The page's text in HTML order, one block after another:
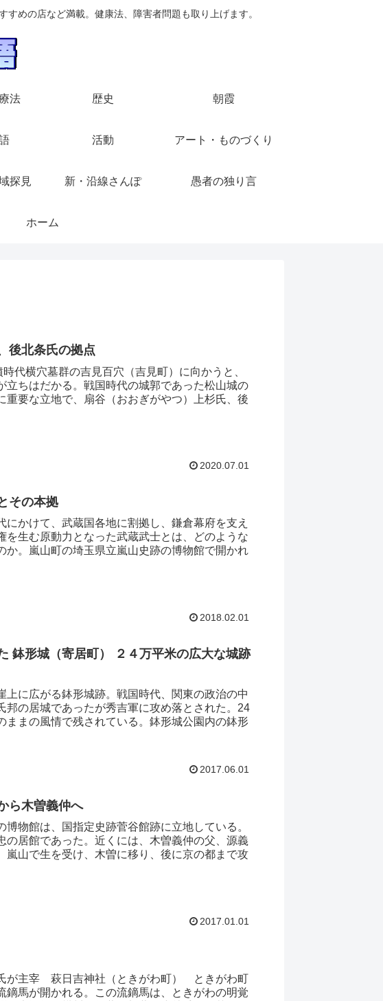
めの店など満載。健康法、障害者問題も取り上げます。
法 歴史 朝霞
活動 アート・ものづくり
探見 新・沿線さんぽ 愚者の独り言
ホーム
後北条氏の拠点
代横穴墓群の吉見百穴（吉見町）に向かうと、
立ちはだかる。戦国時代の城郭であった松山城の
重要な立地で、扇谷（おおぎがやつ）上杉氏、後
2020.07.01
その本拠
かけて、武蔵国各地に割拠し、鎌倉幕府を支え
を生む原動力となった武蔵武士とは、どのような
か。嵐山町の埼玉県立嵐山史跡の博物館で開かれ
2018.02.01
鉢形城（寄居町） ２４万平米の広大な城跡
上に広がる鉢形城跡。戦国時代、関東の政治の中
邦の居城であったが秀吉軍に攻め落とされた。24
ままの風情で残されている。鉢形城公園内の鉢形
2017.06.01
ら木曽義仲へ
物館は、国指定史跡菅谷館跡に立地している。
の居館であった。近くには、木曽義仲の父、源義
嵐山で生を受け、木曽に移り、後に京の都まで攻
2017.01.01
が主宰 萩日吉神社（ときがわ町） ときがわ町
鏑馬が開かれる。この流鏑馬は、ときがわの明覚